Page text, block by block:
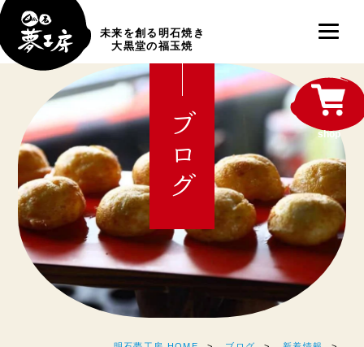
未来を創る明石焼き
大黒堂の福玉焼
ブログ shop